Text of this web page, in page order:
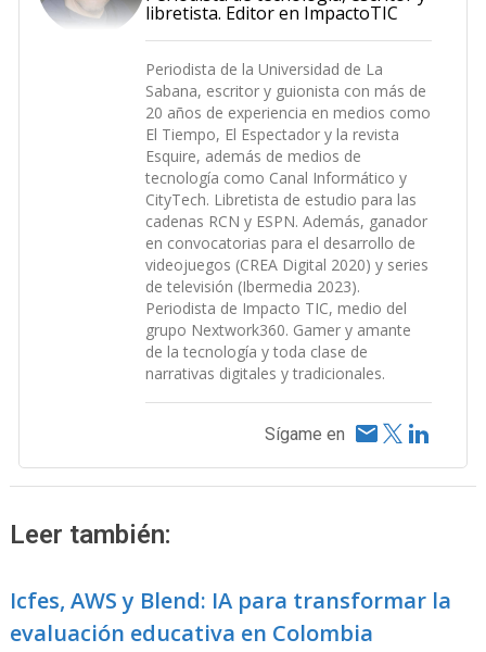
libretista. Editor en ImpactoTIC
Periodista de la Universidad de La
Sabana, escritor y guionista con más de
20 años de experiencia en medios como
El Tiempo, El Espectador y la revista
Esquire, además de medios de
tecnología como Canal Informático y
CityTech. Libretista de estudio para las
cadenas RCN y ESPN. Además, ganador
en convocatorias para el desarrollo de
videojuegos (CREA Digital 2020) y series
de televisión (Ibermedia 2023).
Periodista de Impacto TIC, medio del
grupo Nextwork360. Gamer y amante
de la tecnología y toda clase de
narrativas digitales y tradicionales.
Sígame en
Leer también:
Icfes, AWS y Blend: IA para transformar la
evaluación educativa en Colombia